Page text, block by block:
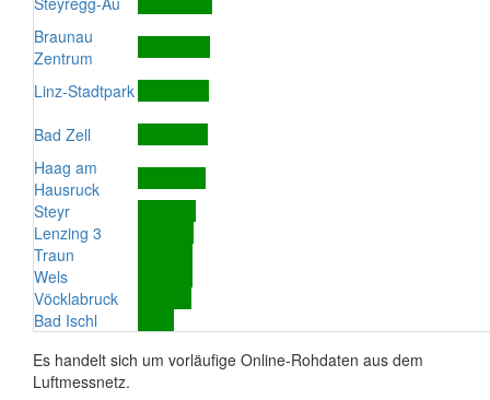
Braunau
Zentrum
Linz-Stadtpark
Bad Zell
Haag am
Hausruck
Steyr
Lenzing 3
Traun
Wels
Vöcklabruck
Bad Ischl
Es handelt sich um vorläufige Online-Rohdaten aus dem
Luftmessnetz.